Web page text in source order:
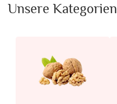
Unsere Kategorien